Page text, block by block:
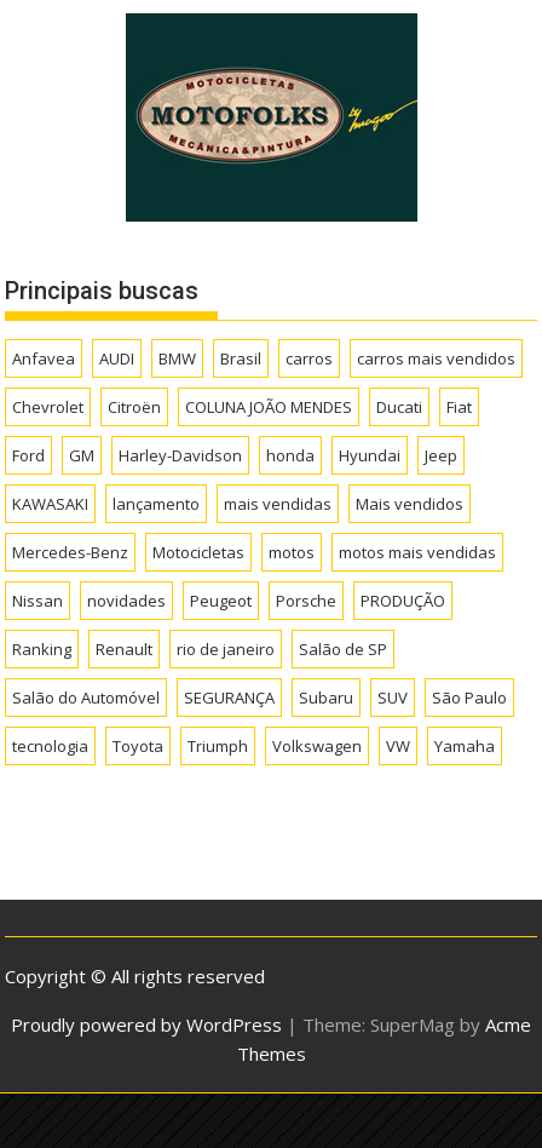
Principais buscas
Anfavea AUDI BMW Brasil carros carros mais vendidos
Chevrolet Citroën COLUNA JOÃO MENDES Ducati Fiat
Ford GM Harley-Davidson honda Hyundai Jeep
KAWASAKI lançamento mais vendidas Mais vendidos
Mercedes-Benz Motocicletas motos motos mais vendidas
Nissan novidades Peugeot Porsche PRODUÇÃO
Ranking Renault rio de janeiro Salão de SP
Salão do Automóvel SEGURANÇA Subaru SUV São Paulo
tecnologia Toyota Triumph Volkswagen VW Yamaha
Copyright © All rights reserved
Proudly powered by WordPress | Theme: SuperMag by Acme
Themes